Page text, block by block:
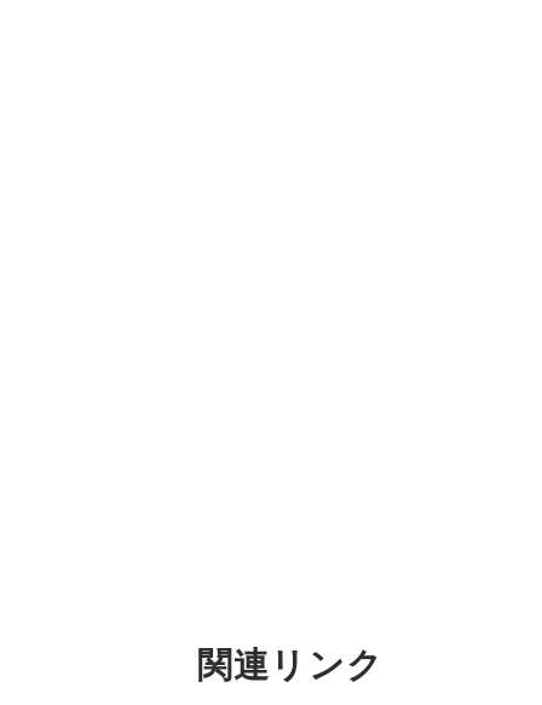
関連リンク